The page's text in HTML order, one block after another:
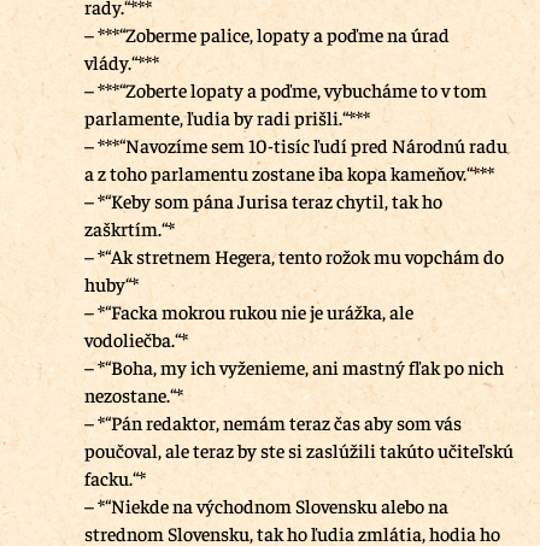
rady.“***
– ***“Zoberme palice, lopaty a poďme na úrad
vlády.“***
– ***“Zoberte lopaty a poďme, vybucháme to v tom
parlamente, ľudia by radi prišli.“***
– ***“Navozíme sem 10-tisíc ľudí pred Národnú radu
a z toho parlamentu zostane iba kopa kameňov.“***
– *“Keby som pána Jurisa teraz chytil, tak ho
zaškrtím.“*
– *“Ak stretnem Hegera, tento rožok mu vopchám do
huby“*
– *“Facka mokrou rukou nie je urážka, ale
vodoliečba.“*
– *“Boha, my ich vyženieme, ani mastný fľak po nich
nezostane.“*
– *“Pán redaktor, nemám teraz čas aby som vás
poučoval, ale teraz by ste si zaslúžili takúto učiteľskú
facku.“*
– *“Niekde na východnom Slovensku alebo na
strednom Slovensku, tak ho ľudia zmlátia, hodia ho